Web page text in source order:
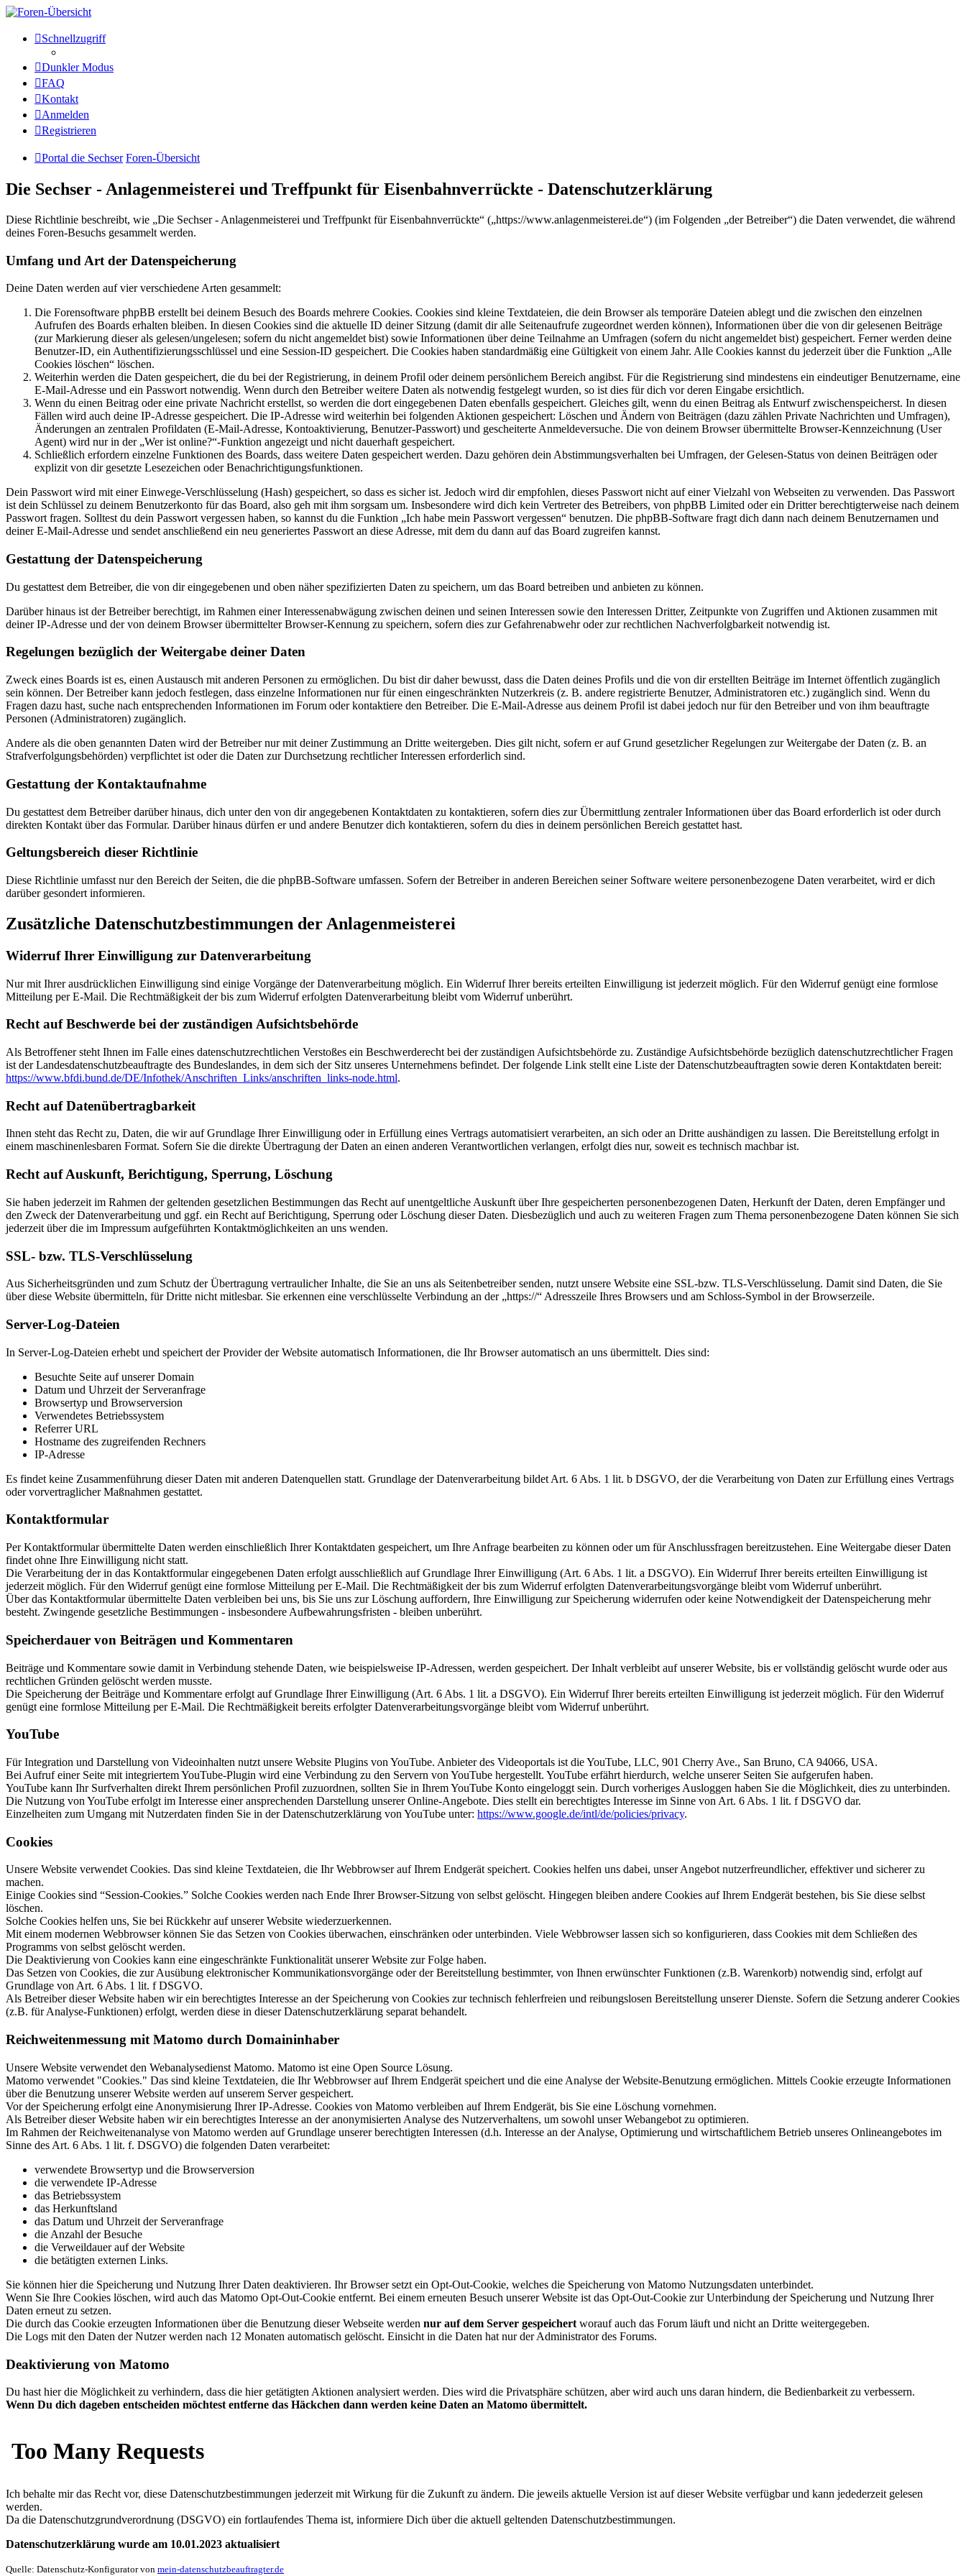
Die Sechser - Anlagenmeisterei und Treffpunkt für Eisenbahnverrückte
Anlagenmeisterei
Zum Inhalt
Schnellzugriff
Dunkler Modus
FAQ
Kontakt
Anmelden
Registrieren
Portal die Sechser Foren-Übersicht
Die Sechser - Anlagenmeisterei und Treffpunkt für Eisenbahnverrückte - Datenschutzerklärung
Diese Richtlinie beschreibt, wie „Die Sechser - Anlagenmeisterei und Treffpunkt für Eisenbahnverrückte“ („https://www.anlagenmeisterei.de“) (im Folgenden „der Betreiber“) die Daten verwendet, die während
deines Foren-Besuchs gesammelt werden.
Umfang und Art der Datenspeicherung
Deine Daten werden auf vier verschiedene Arten gesammelt:
Die Forensoftware phpBB erstellt bei deinem Besuch des Boards mehrere Cookies. Cookies sind kleine Textdateien, die dein Browser als temporäre Dateien ablegt und die zwischen den einzelnen
Aufrufen des Boards erhalten bleiben. In diesen Cookies sind die aktuelle ID deiner Sitzung (damit dir alle Seitenaufrufe zugeordnet werden können), Informationen über die von dir gelesenen Beiträge
(zur Markierung dieser als gelesen/ungelesen; sofern du nicht angemeldet bist) sowie Informationen über deine Teilnahme an Umfragen (sofern du nicht angemeldet bist) gespeichert. Ferner werden deine
Benutzer-ID, ein Authentifizierungsschlüssel und eine Session-ID gespeichert. Die Cookies haben standardmäßig eine Gültigkeit von einem Jahr. Alle Cookies kannst du jederzeit über die Funktion „Alle
Cookies löschen“ löschen.
Weiterhin werden die Daten gespeichert, die du bei der Registrierung, in deinem Profil oder deinem persönlichem Bereich angibst. Für die Registrierung sind mindestens ein eindeutiger Benutzername, eine
E-Mail-Adresse und ein Passwort notwendig. Wenn durch den Betreiber weitere Daten als notwendig festgelegt wurden, so ist dies für dich vor deren Eingabe ersichtlich.
Wenn du einen Beitrag oder eine private Nachricht erstellst, so werden die dort eingegebenen Daten ebenfalls gespeichert. Gleiches gilt, wenn du einen Beitrag als Entwurf zwischenspeicherst. In diesen
Fällen wird auch deine IP-Adresse gespeichert. Die IP-Adresse wird weiterhin bei folgenden Aktionen gespeichert: Löschen und Ändern von Beiträgen (dazu zählen Private Nachrichten und Umfragen),
Änderungen an zentralen Profildaten (E-Mail-Adresse, Kontoaktivierung, Benutzer-Passwort) und gescheiterte Anmeldeversuche. Die von deinem Browser übermittelte Browser-Kennzeichnung (User
Agent) wird nur in der „Wer ist online?“-Funktion angezeigt und nicht dauerhaft gespeichert.
Schließlich erfordern einzelne Funktionen des Boards, dass weitere Daten gespeichert werden. Dazu gehören dein Abstimmungsverhalten bei Umfragen, der Gelesen-Status von deinen Beiträgen oder
explizit von dir gesetzte Lesezeichen oder Benachrichtigungsfunktionen.
Dein Passwort wird mit einer Einwege-Verschlüsselung (Hash) gespeichert, so dass es sicher ist. Jedoch wird dir empfohlen, dieses Passwort nicht auf einer Vielzahl von Webseiten zu verwenden. Das Passwort
ist dein Schlüssel zu deinem Benutzerkonto für das Board, also geh mit ihm sorgsam um. Insbesondere wird dich kein Vertreter des Betreibers, von phpBB Limited oder ein Dritter berechtigterweise nach deinem
Passwort fragen. Solltest du dein Passwort vergessen haben, so kannst du die Funktion „Ich habe mein Passwort vergessen“ benutzen. Die phpBB-Software fragt dich dann nach deinem Benutzernamen und
deiner E-Mail-Adresse und sendet anschließend ein neu generiertes Passwort an diese Adresse, mit dem du dann auf das Board zugreifen kannst.
Gestattung der Datenspeicherung
Du gestattest dem Betreiber, die von dir eingegebenen und oben näher spezifizierten Daten zu speichern, um das Board betreiben und anbieten zu können.
Darüber hinaus ist der Betreiber berechtigt, im Rahmen einer Interessenabwägung zwischen deinen und seinen Interessen sowie den Interessen Dritter, Zeitpunkte von Zugriffen und Aktionen zusammen mit
deiner IP-Adresse und der von deinem Browser übermittelter Browser-Kennung zu speichern, sofern dies zur Gefahrenabwehr oder zur rechtlichen Nachverfolgbarkeit notwendig ist.
Regelungen bezüglich der Weitergabe deiner Daten
Zweck eines Boards ist es, einen Austausch mit anderen Personen zu ermöglichen. Du bist dir daher bewusst, dass die Daten deines Profils und die von dir erstellten Beiträge im Internet öffentlich zugänglich
sein können. Der Betreiber kann jedoch festlegen, dass einzelne Informationen nur für einen eingeschränkten Nutzerkreis (z. B. andere registrierte Benutzer, Administratoren etc.) zugänglich sind. Wenn du
Fragen dazu hast, suche nach entsprechenden Informationen im Forum oder kontaktiere den Betreiber. Die E-Mail-Adresse aus deinem Profil ist dabei jedoch nur für den Betreiber und von ihm beauftragte
Personen (Administratoren) zugänglich.
Andere als die oben genannten Daten wird der Betreiber nur mit deiner Zustimmung an Dritte weitergeben. Dies gilt nicht, sofern er auf Grund gesetzlicher Regelungen zur Weitergabe der Daten (z. B. an
Strafverfolgungsbehörden) verpflichtet ist oder die Daten zur Durchsetzung rechtlicher Interessen erforderlich sind.
Gestattung der Kontaktaufnahme
Du gestattest dem Betreiber darüber hinaus, dich unter den von dir angegebenen Kontaktdaten zu kontaktieren, sofern dies zur Übermittlung zentraler Informationen über das Board erforderlich ist oder durch
direkten Kontakt über das Formular. Darüber hinaus dürfen er und andere Benutzer dich kontaktieren, sofern du dies in deinem persönlichen Bereich gestattet hast.
Geltungsbereich dieser Richtlinie
Diese Richtlinie umfasst nur den Bereich der Seiten, die die phpBB-Software umfassen. Sofern der Betreiber in anderen Bereichen seiner Software weitere personenbezogene Daten verarbeitet, wird er dich
darüber gesondert informieren.
Zusätzliche Datenschutzbestimmungen der Anlagenmeisterei
Widerruf Ihrer Einwilligung zur Datenverarbeitung
Nur mit Ihrer ausdrücklichen Einwilligung sind einige Vorgänge der Datenverarbeitung möglich. Ein Widerruf Ihrer bereits erteilten Einwilligung ist jederzeit möglich. Für den Widerruf genügt eine formlose
Mitteilung per E-Mail. Die Rechtmäßigkeit der bis zum Widerruf erfolgten Datenverarbeitung bleibt vom Widerruf unberührt.
Recht auf Beschwerde bei der zuständigen Aufsichtsbehörde
Als Betroffener steht Ihnen im Falle eines datenschutzrechtlichen Verstoßes ein Beschwerderecht bei der zuständigen Aufsichtsbehörde zu. Zuständige Aufsichtsbehörde bezüglich datenschutzrechtlicher Fragen
ist der Landesdatenschutzbeauftragte des Bundeslandes, in dem sich der Sitz unseres Unternehmens befindet. Der folgende Link stellt eine Liste der Datenschutzbeauftragten sowie deren Kontaktdaten bereit:
https://www.bfdi.bund.de/DE/Infothek/Anschriften_Links/anschriften_links-node.html.
Recht auf Datenübertragbarkeit
Ihnen steht das Recht zu, Daten, die wir auf Grundlage Ihrer Einwilligung oder in Erfüllung eines Vertrags automatisiert verarbeiten, an sich oder an Dritte aushändigen zu lassen. Die Bereitstellung erfolgt in
einem maschinenlesbaren Format. Sofern Sie die direkte Übertragung der Daten an einen anderen Verantwortlichen verlangen, erfolgt dies nur, soweit es technisch machbar ist.
Recht auf Auskunft, Berichtigung, Sperrung, Löschung
Sie haben jederzeit im Rahmen der geltenden gesetzlichen Bestimmungen das Recht auf unentgeltliche Auskunft über Ihre gespeicherten personenbezogenen Daten, Herkunft der Daten, deren Empfänger und
den Zweck der Datenverarbeitung und ggf. ein Recht auf Berichtigung, Sperrung oder Löschung dieser Daten. Diesbezüglich und auch zu weiteren Fragen zum Thema personenbezogene Daten können Sie sich
jederzeit über die im Impressum aufgeführten Kontaktmöglichkeiten an uns wenden.
SSL- bzw. TLS-Verschlüsselung
Aus Sicherheitsgründen und zum Schutz der Übertragung vertraulicher Inhalte, die Sie an uns als Seitenbetreiber senden, nutzt unsere Website eine SSL-bzw. TLS-Verschlüsselung. Damit sind Daten, die Sie
über diese Website übermitteln, für Dritte nicht mitlesbar. Sie erkennen eine verschlüsselte Verbindung an der „https://“ Adresszeile Ihres Browsers und am Schloss-Symbol in der Browserzeile.
Server-Log-Dateien
In Server-Log-Dateien erhebt und speichert der Provider der Website automatisch Informationen, die Ihr Browser automatisch an uns übermittelt. Dies sind:
Besuchte Seite auf unserer Domain
Datum und Uhrzeit der Serveranfrage
Browsertyp und Browserversion
Verwendetes Betriebssystem
Referrer URL
Hostname des zugreifenden Rechners
IP-Adresse
Es findet keine Zusammenführung dieser Daten mit anderen Datenquellen statt. Grundlage der Datenverarbeitung bildet Art. 6 Abs. 1 lit. b DSGVO, der die Verarbeitung von Daten zur Erfüllung eines Vertrags
oder vorvertraglicher Maßnahmen gestattet.
Kontaktformular
Per Kontaktformular übermittelte Daten werden einschließlich Ihrer Kontaktdaten gespeichert, um Ihre Anfrage bearbeiten zu können oder um für Anschlussfragen bereitzustehen. Eine Weitergabe dieser Daten
findet ohne Ihre Einwilligung nicht statt.
Die Verarbeitung der in das Kontaktformular eingegebenen Daten erfolgt ausschließlich auf Grundlage Ihrer Einwilligung (Art. 6 Abs. 1 lit. a DSGVO). Ein Widerruf Ihrer bereits erteilten Einwilligung ist
jederzeit möglich. Für den Widerruf genügt eine formlose Mitteilung per E-Mail. Die Rechtmäßigkeit der bis zum Widerruf erfolgten Datenverarbeitungsvorgänge bleibt vom Widerruf unberührt.
Über das Kontaktformular übermittelte Daten verbleiben bei uns, bis Sie uns zur Löschung auffordern, Ihre Einwilligung zur Speicherung widerrufen oder keine Notwendigkeit der Datenspeicherung mehr
besteht. Zwingende gesetzliche Bestimmungen - insbesondere Aufbewahrungsfristen - bleiben unberührt.
Speicherdauer von Beiträgen und Kommentaren
Beiträge und Kommentare sowie damit in Verbindung stehende Daten, wie beispielsweise IP-Adressen, werden gespeichert. Der Inhalt verbleibt auf unserer Website, bis er vollständig gelöscht wurde oder aus
rechtlichen Gründen gelöscht werden musste.
Die Speicherung der Beiträge und Kommentare erfolgt auf Grundlage Ihrer Einwilligung (Art. 6 Abs. 1 lit. a DSGVO). Ein Widerruf Ihrer bereits erteilten Einwilligung ist jederzeit möglich. Für den Widerruf
genügt eine formlose Mitteilung per E-Mail. Die Rechtmäßigkeit bereits erfolgter Datenverarbeitungsvorgänge bleibt vom Widerruf unberührt.
YouTube
Für Integration und Darstellung von Videoinhalten nutzt unsere Website Plugins von YouTube. Anbieter des Videoportals ist die YouTube, LLC, 901 Cherry Ave., San Bruno, CA 94066, USA.
Bei Aufruf einer Seite mit integriertem YouTube-Plugin wird eine Verbindung zu den Servern von YouTube hergestellt. YouTube erfährt hierdurch, welche unserer Seiten Sie aufgerufen haben.
YouTube kann Ihr Surfverhalten direkt Ihrem persönlichen Profil zuzuordnen, sollten Sie in Ihrem YouTube Konto eingeloggt sein. Durch vorheriges Ausloggen haben Sie die Möglichkeit, dies zu unterbinden.
Die Nutzung von YouTube erfolgt im Interesse einer ansprechenden Darstellung unserer Online-Angebote. Dies stellt ein berechtigtes Interesse im Sinne von Art. 6 Abs. 1 lit. f DSGVO dar.
Einzelheiten zum Umgang mit Nutzerdaten finden Sie in der Datenschutzerklärung von YouTube unter: https://www.google.de/intl/de/policies/privacy.
Cookies
Unsere Website verwendet Cookies. Das sind kleine Textdateien, die Ihr Webbrowser auf Ihrem Endgerät speichert. Cookies helfen uns dabei, unser Angebot nutzerfreundlicher, effektiver und sicherer zu
machen.
Einige Cookies sind “Session-Cookies.” Solche Cookies werden nach Ende Ihrer Browser-Sitzung von selbst gelöscht. Hingegen bleiben andere Cookies auf Ihrem Endgerät bestehen, bis Sie diese selbst
löschen.
Solche Cookies helfen uns, Sie bei Rückkehr auf unserer Website wiederzuerkennen.
Mit einem modernen Webbrowser können Sie das Setzen von Cookies überwachen, einschränken oder unterbinden. Viele Webbrowser lassen sich so konfigurieren, dass Cookies mit dem Schließen des
Programms von selbst gelöscht werden.
Die Deaktivierung von Cookies kann eine eingeschränkte Funktionalität unserer Website zur Folge haben.
Das Setzen von Cookies, die zur Ausübung elektronischer Kommunikationsvorgänge oder der Bereitstellung bestimmter, von Ihnen erwünschter Funktionen (z.B. Warenkorb) notwendig sind, erfolgt auf
Grundlage von Art. 6 Abs. 1 lit. f DSGVO.
Als Betreiber dieser Website haben wir ein berechtigtes Interesse an der Speicherung von Cookies zur technisch fehlerfreien und reibungslosen Bereitstellung unserer Dienste. Sofern die Setzung anderer Cookies
(z.B. für Analyse-Funktionen) erfolgt, werden diese in dieser Datenschutzerklärung separat behandelt.
Reichweitenmessung mit Matomo durch Domaininhaber
Unsere Website verwendet den Webanalysedienst Matomo. Matomo ist eine Open Source Lösung.
Matomo verwendet "Cookies." Das sind kleine Textdateien, die Ihr Webbrowser auf Ihrem Endgerät speichert und die eine Analyse der Website-Benutzung ermöglichen. Mittels Cookie erzeugte Informationen
über die Benutzung unserer Website werden auf unserem Server gespeichert.
Vor der Speicherung erfolgt eine Anonymisierung Ihrer IP-Adresse. Cookies von Matomo verbleiben auf Ihrem Endgerät, bis Sie eine Löschung vornehmen.
Als Betreiber dieser Website haben wir ein berechtigtes Interesse an der anonymisierten Analyse des Nutzerverhaltens, um sowohl unser Webangebot zu optimieren.
Im Rahmen der Reichweitenanalyse von Matomo werden auf Grundlage unserer berechtigten Interessen (d.h. Interesse an der Analyse, Optimierung und wirtschaftlichem Betrieb unseres Onlineangebotes im
Sinne des Art. 6 Abs. 1 lit. f. DSGVO) die folgenden Daten verarbeitet:
verwendete Browsertyp und die Browserversion
die verwendete IP-Adresse
das Betriebssystem
das Herkunftsland
das Datum und Uhrzeit der Serveranfrage
die Anzahl der Besuche
die Verweildauer auf der Website
die betätigten externen Links.
Sie können hier die Speicherung und Nutzung Ihrer Daten deaktivieren. Ihr Browser setzt ein Opt-Out-Cookie, welches die Speicherung von Matomo Nutzungsdaten unterbindet.
Wenn Sie Ihre Cookies löschen, wird auch das Matomo Opt-Out-Cookie entfernt. Bei einem erneuten Besuch unserer Website ist das Opt-Out-Cookie zur Unterbindung der Speicherung und Nutzung Ihrer
Daten erneut zu setzen.
Die durch das Cookie erzeugten Informationen über die Benutzung dieser Webseite werden nur auf dem Server gespeichert worauf auch das Forum läuft und nicht an Dritte weitergegeben.
Die Logs mit den Daten der Nutzer werden nach 12 Monaten automatisch gelöscht. Einsicht in die Daten hat nur der Administrator des Forums.
Deaktivierung von Matomo
Du hast hier die Möglichkeit zu verhindern, dass die hier getätigten Aktionen analysiert werden. Dies wird die Privatsphäre schützen, aber wird auch uns daran hindern, die Bedienbarkeit zu verbessern.
Wenn Du dich dageben entscheiden möchtest entferne das Häckchen dann werden keine Daten an Matomo übermittelt.
Ich behalte mir das Recht vor, diese Datenschutzbestimmungen jederzeit mit Wirkung für die Zukunft zu ändern. Die jeweils aktuelle Version ist auf dieser Website verfügbar und kann jedederzeit gelesen
werden.
Da die Datenschutzgrundverordnung (DSGVO) ein fortlaufendes Thema ist, informiere Dich über die aktuell geltenden Datenschutzbestimmungen.
Datenschutzerklärung wurde am 10.01.2023 aktualisiert
Quelle: Datenschutz-Konfigurator von mein-datenschutzbeauftragter.de